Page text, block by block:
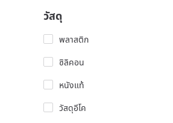
วัสดุ
พลาสติก
ซิลิคอน
หนังแท้
วัสดุอีโค